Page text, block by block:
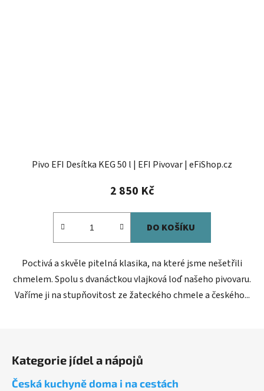
Pivo EFI Desítka KEG 50 l | EFI Pivovar | eFiShop.cz
2 850 Kč
DO KOŠÍKU
Poctivá a skvěle pitelná klasika, na které jsme nešetřili
chmelem. Spolu s dvanáctkou vlajková loď našeho pivovaru.
Vaříme ji na stupňovitost ze žateckého chmele a českého...
Kategorie jídel a nápojů
Česká kuchyně doma i na cestách